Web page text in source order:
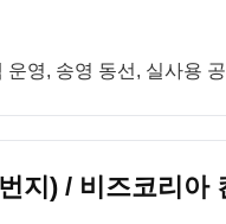
영, 송영 동선, 실사용
지) / 비즈코리아